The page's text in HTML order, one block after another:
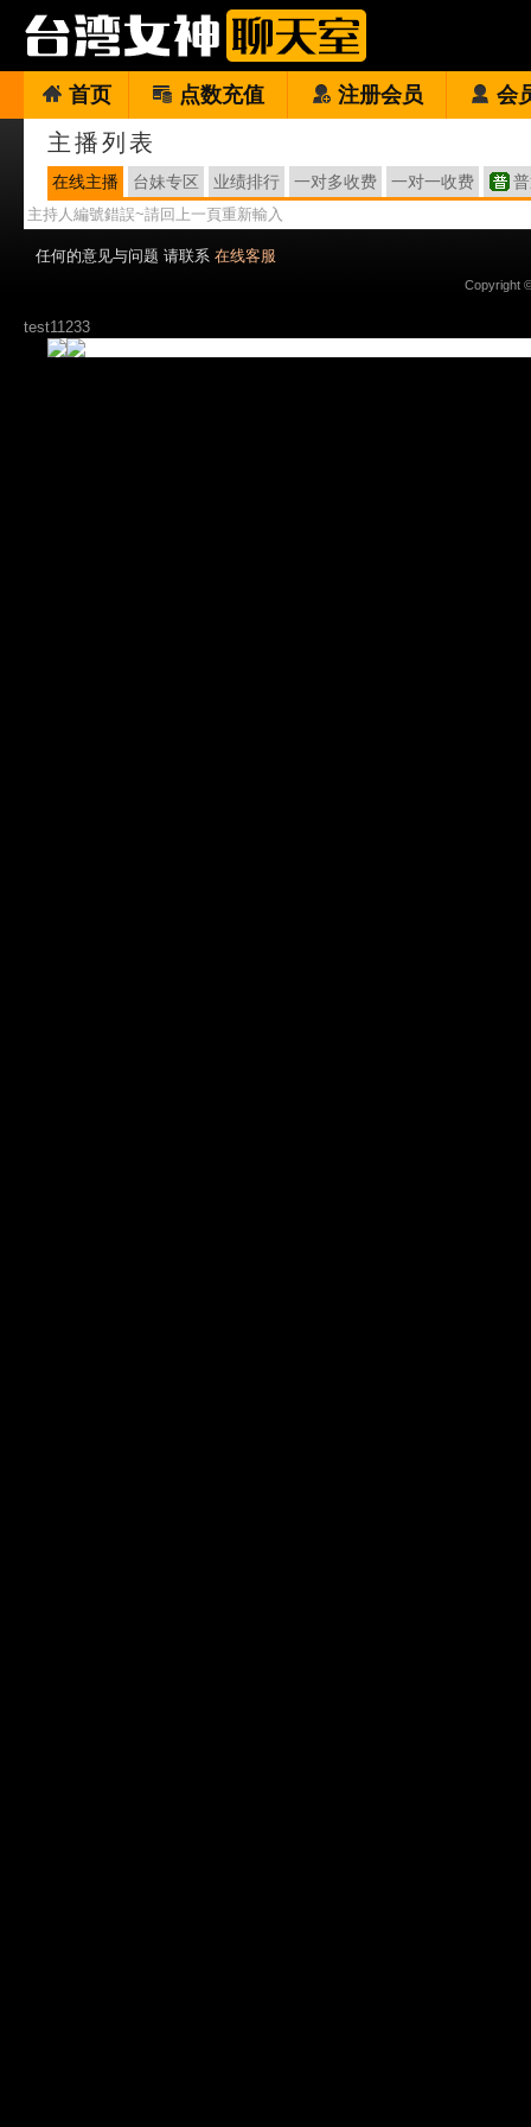
首页 点数充值 注册会员 会
主播列表
在线主播 台妹专区 业绩排行 一对多收费 一对一收费
主持人編號錯誤~請回上一頁重新輸入
任何的意见与问题 请联系 在线客服
Copyright
test11233